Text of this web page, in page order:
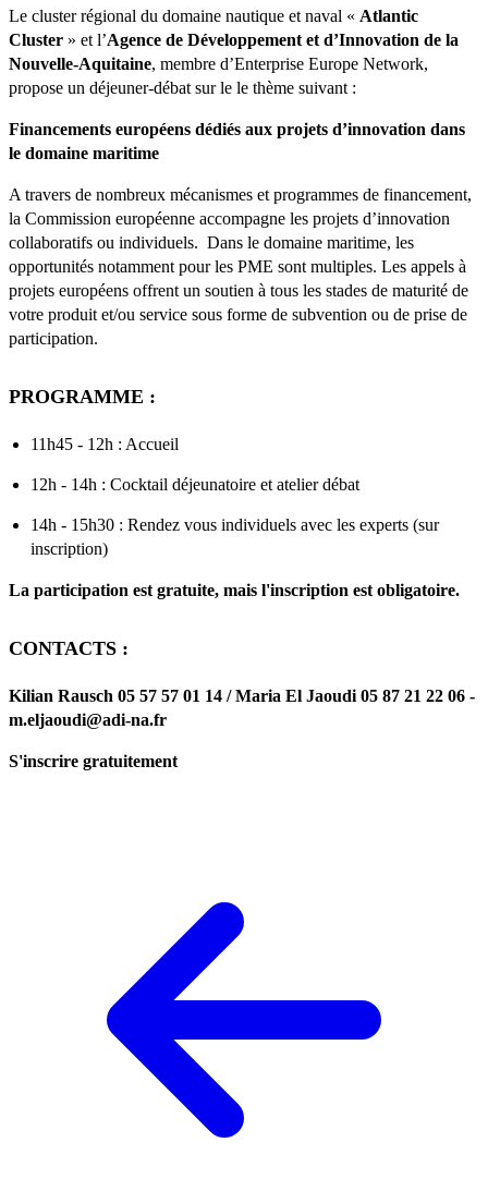
Le cluster régional du domaine nautique et naval « Atlantic
Cluster » et l’Agence de Développement et d’Innovation de la
Nouvelle-Aquitaine, membre d’Enterprise Europe Network,
propose un déjeuner-débat sur le le thème suivant :
Financements européens dédiés aux projets d’innovation dans
le domaine maritime
A travers de nombreux mécanismes et programmes de financement,
la Commission européenne accompagne les projets d’innovation
collaboratifs ou individuels. Dans le domaine maritime, les
opportunités notamment pour les PME sont multiples. Les appels à
projets européens offrent un soutien à tous les stades de maturité de
votre produit et/ou service sous forme de subvention ou de prise de
participation.
PROGRAMME :
11h45 - 12h : Accueil
12h - 14h : Cocktail déjeunatoire et atelier débat
14h - 15h30 : Rendez vous individuels avec les experts (sur
inscription)
La participation est gratuite, mais l'inscription est obligatoire.
CONTACTS :
Kilian Rausch 05 57 57 01 14 / Maria El Jaoudi 05 87 21 22 06 -
m.eljaoudi@adi-na.fr
S'inscrire gratuitement